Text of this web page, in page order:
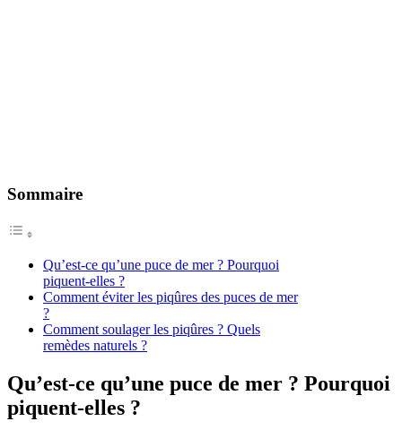
Sommaire
Qu’est-ce qu’une puce de mer ? Pourquoi
piquent-elles ?
Comment éviter les piqûres des puces de mer
?
Comment soulager les piqûres ? Quels
remèdes naturels ?
Qu’est-ce qu’une puce de mer ? Pourquoi
piquent-elles ?